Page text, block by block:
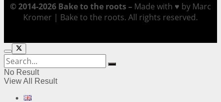
© 2014-2026 Bake to the roots – Made with ♥ by Marc
Kromer | Bake to the roots. All rights reserved.
No Result
View All Result